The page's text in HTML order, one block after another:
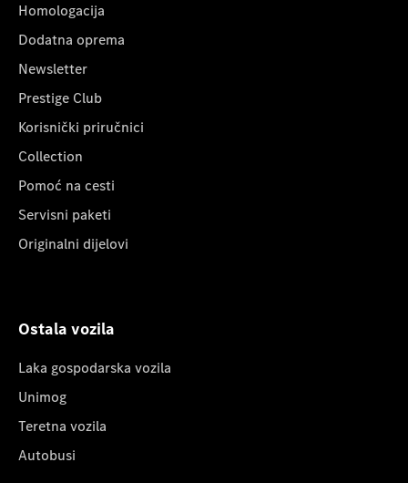
Homologacija
Dodatna oprema
Newsletter
Prestige Club
Korisnički priručnici
Collection
Pomoć na cesti
Servisni paketi
Originalni dijelovi
Ostala vozila
Laka gospodarska vozila
Unimog
Teretna vozila
Autobusi